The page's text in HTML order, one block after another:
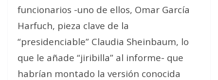
funcionarios -uno de ellos, Omar García
Harfuch, pieza clave de la
“presidenciable” Claudia Sheinbaum, lo
que le añade “jiribilla” al informe- que
habrían montado la versión conocida